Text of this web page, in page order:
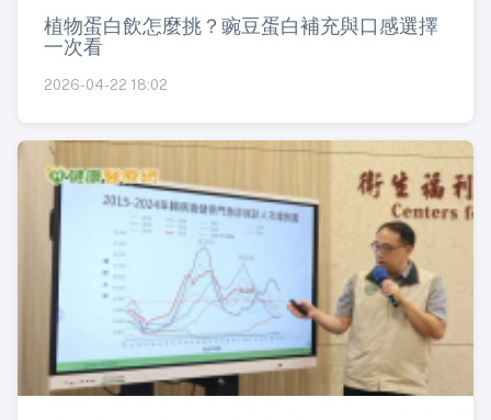
植物蛋白飲怎麼挑？豌豆蛋白補充與口感選擇
一次看
2026-04-22 18:02